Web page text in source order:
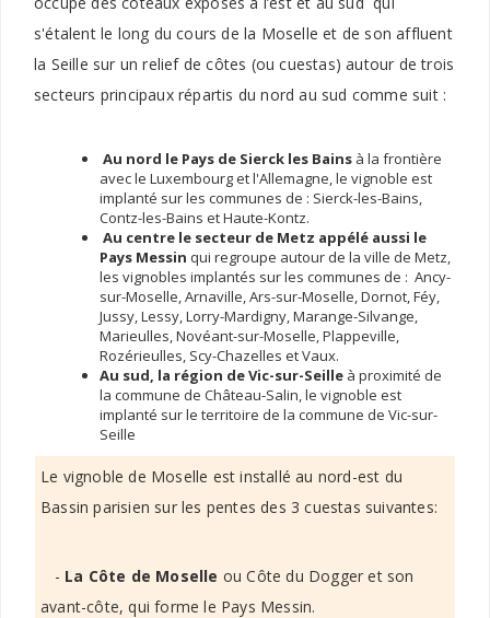
s'étalent le long du cours de la Moselle et de son affluent
la Seille sur un relief de côtes (ou cuestas) autour de trois
secteurs principaux répartis du nord au sud comme suit :
Au nord le Pays de Sierck les Bains à la frontière
avec le Luxembourg et l'Allemagne, le vignoble est
implanté sur les communes de : Sierck-les-Bains,
Contz-les-Bains et Haute-Kontz.
Au centre le secteur de Metz appélé aussi le
Pays Messin qui regroupe autour de la ville de Metz,
les vignobles implantés sur les communes de : Ancy-
sur-Moselle, Arnaville, Ars-sur-Moselle, Dornot, Féy,
Jussy, Lessy, Lorry-Mardigny, Marange-Silvange,
Marieulles, Novéant-sur-Moselle, Plappeville,
Rozérieulles, Scy-Chazelles et Vaux.
Au sud, la région de Vic-sur-Seille à proximité de
la commune de Château-Salin, le vignoble est
implanté sur le territoire de la commune de Vic-sur-
Seille
Le vignoble de Moselle est installé au nord-est du
Bassin parisien sur les pentes des 3 cuestas suivantes:
- La Côte de Moselle ou Côte du Dogger et son
avant-côte, qui forme le Pays Messin.